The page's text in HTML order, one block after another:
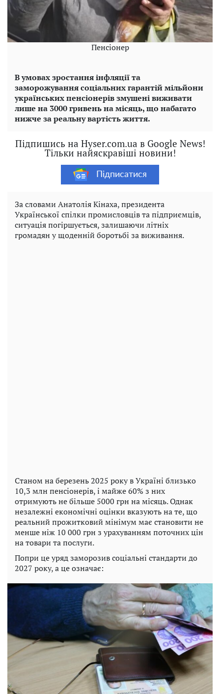
Пенсіонер
В умовах зростання інфляції та
заморожування соціальних гарантій мільйони
українських пенсіонерів змушені виживати
лише на 3000 гривень на місяць, що набагато
нижче за реальну вартість життя.
Підпишись на Hyser.com.ua в Google News!
Тільки найяскравіші новини!
Підписатися
За словами Анатолія Кінаха, президента
Української спілки промисловців та підприємців,
ситуація погіршується, залишаючи літніх
громадян у щоденній боротьбі за виживання.
Станом на березень 2025 року в Україні близько
10,3 млн пенсіонерів, і майже 60% з них
отримують не більше 5000 грн на місяць. Однак
незалежні економічні оцінки вказують на те, що
реальний прожитковий мінімум має становити не
менше ніж 10 000 грн з урахуванням поточних цін
на товари та послуги.
Попри це уряд заморозив соціальні стандарти до
2027 року, а це означає: